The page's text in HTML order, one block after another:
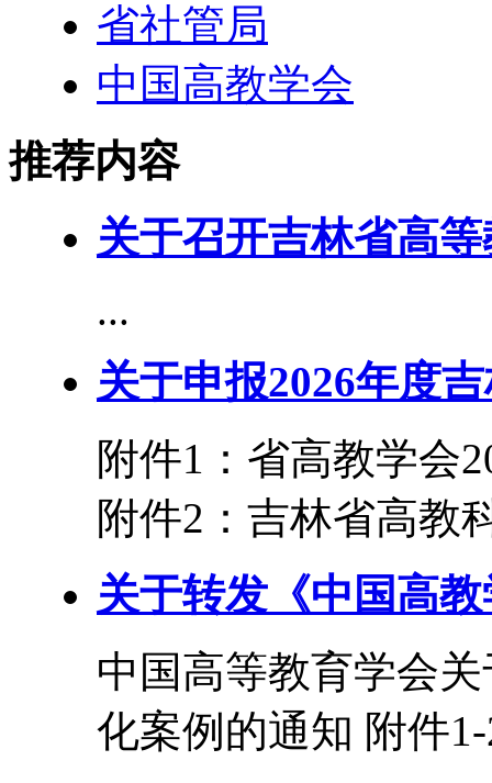
省社管局
中国高教学会
推荐内容
关于召开吉林省高
...
关于申报2026年度
附件1：省高教学会
附件2：吉林省高教
关于转发《中国高
中国高等教育学会
化案例的通知 附件